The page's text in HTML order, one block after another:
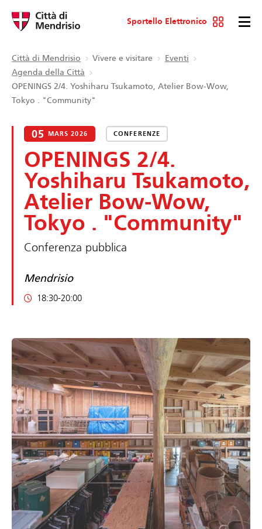
Sportello Elettronico
Città di Mendrisio Vivere e visitare
Eventi
Agenda della Città
OPENINGS 2/4. Yoshiharu Tsukamoto, Atelier Bow-Wow,
Tokyo . "Community"
05 MARS 2026 CONFERENZE
OPENINGS 2/4.
Yoshiharu Tsukamoto,
Atelier Bow-Wow,
Tokyo . "Community"
Conferenza pubblica
Mendrisio
18:30-20:00